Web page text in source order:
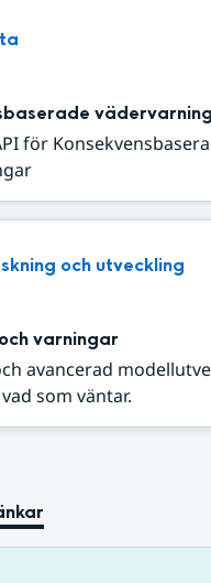
för
och utveckling
varningar
avancerad
som väntar.